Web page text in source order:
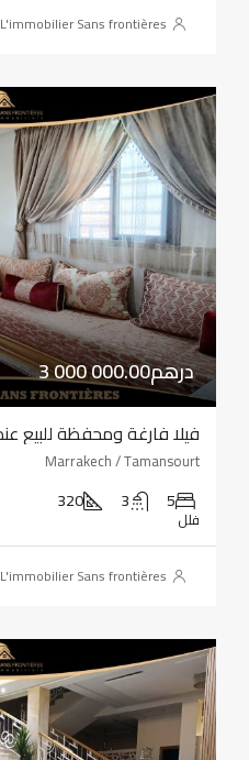
L'immobilier Sans frontières
3 000 000.00درهم
Marrakech / Tamansourt
5
3
320
فلل
L'immobilier Sans frontières